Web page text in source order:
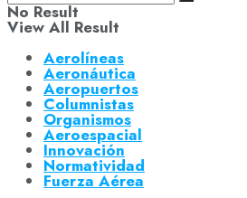
No Result
View All Result
Aerolíneas
Aeronáutica
Aeropuertos
Columnistas
Organismos
Aeroespacial
Innovación
Normatividad
Fuerza Aérea